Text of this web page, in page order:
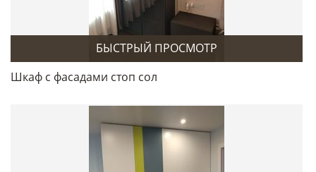
БЫСТРЫЙ ПРОСМОТР
Шкаф с фасадами стоп сол